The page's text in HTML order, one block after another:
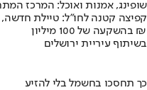
שופינג, אמנות ואוכל: המרכז
קפיצה קטנה לחו"ל: טיילת חדשה,
בהשקעה של 100 מיליון ₪
בשיתוף עיריית ירושלים
כך תחסכו בחשמל בלי להזיע